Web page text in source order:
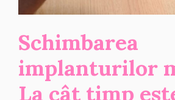
Schimbarea
implanturilor
La cât timp